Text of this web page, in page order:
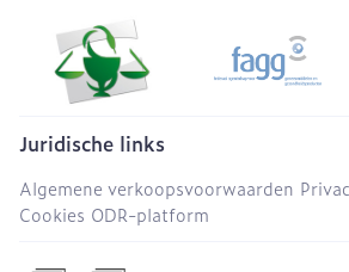
Juridische links
Algemene verkoopsvoorwaarden
Cookies ODR-platform